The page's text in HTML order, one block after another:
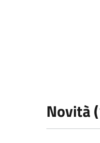
Novità